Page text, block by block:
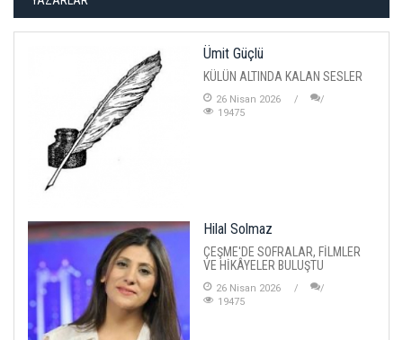
Ümit Güçlü
KÜLÜN ALTINDA KALAN SESLER
26 Nisan 2026
19475
Hilal Solmaz
ÇEŞME'DE SOFRALAR, FİLMLER
VE HİKÂYELER BULUŞTU
26 Nisan 2026
19475